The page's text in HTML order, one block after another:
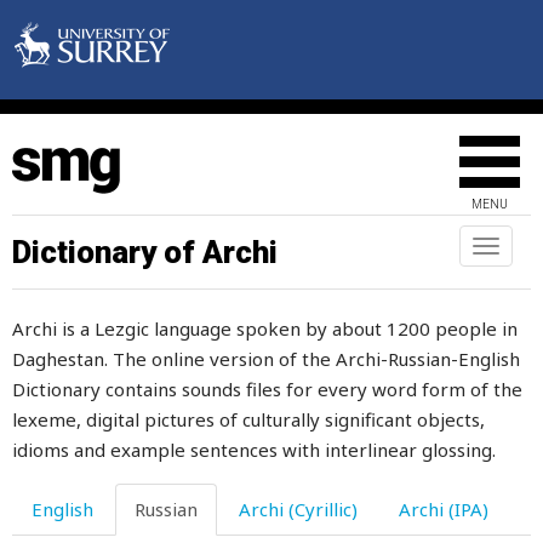
MENU
Toggle
Dictionary of Archi
Archi is a Lezgic language spoken by about 1200 people in
Daghestan. The online version of the Archi-Russian-English
Dictionary contains sounds files for every word form of the
lexeme, digital pictures of culturally significant objects,
idioms and example sentences with interlinear glossing.
English Russian Archi (Cyrillic) Archi (IPA)
крыша
крючок
кто
кто-нибудь
кто-то
кубачинец
кубачинка